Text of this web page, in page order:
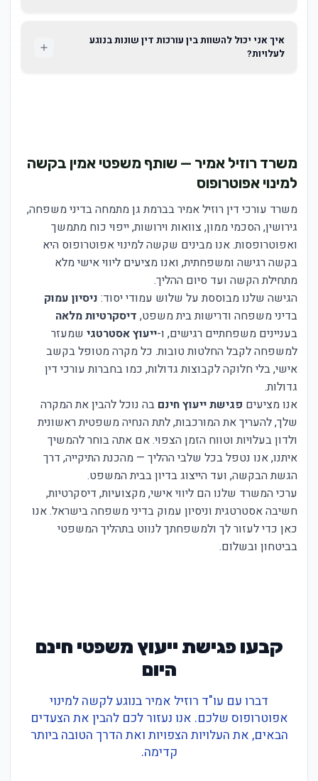
איך אני יכול להשוות בין עורכות דין שונות בנוגע
לעלויות?
משרד רוזיל אמיר — שותף משפטי אמין בקשה
למינוי אפוטרופוס
משרד עורכי דין רוזיל אמיר בברמת גן מתמחה בדיני משפחה,
גירושין, הסכמי ממון, צוואות וירושות, ייפוי כוח מתמשך
ואפוטרופסות. אנו מבינים שקשה למינוי אפוטרופוס היא
בקשה רגישה ומשפחתית, ואנו מציעים ליווי אישי מלא
מתחילת הקשה ועד סיום ההליך.
הגישה שלנו מבוססת על שלוש עמודי יסוד: ניסיון עמוק
בדיני משפחה ודרישות בית משפט, דיסקרטיות מלאה
בעניינים משפחתיים רגישים, ו-ייעוץ אסטרטגי שמעזר
למשפחה לקבל החלטות טובות. כל מקרה מטופל בקשב
אישי, בלי חלוקה לקבוצות גדולות, כמו בחברות עורכי דין
גדולות.
אנו מציעים פגישת ייעוץ חינם בה נוכל להבין את המקרה
שלך, להעריך את המורכבות, לתת הנחיה משפטית ראשונית
ולדון בעלויות וטווח הזמן הצפוי. אם אתה בוחר להמשיך
איתנו, אנו נטפל בכל שלבי ההליך — מהכנת התיקייה, דרך
הגשת הבקשה, ועד הייצוג בדיון בבית המשפט.
ערכי המשרד שלנו הם ליווי אישי, מקצועיות, דיסקרטיות,
חשיבה אסטרטגית וניסיון עמוק בדיני משפחה בישראל. אנו
כאן כדי לעזור לך ולמשפחתך לנווט בתהליך המשפטי
בביטחון ובשלום.
קבעו פגישת ייעוץ משפטי חינם
היום
דברו עם עו"ד רוזיל אמיר בנוגע לקשה למינוי
אפוטרופוס שלכם. אנו נעזור לכם להבין את הצעדים
הבאים, את העלויות הצפויות ואת הדרך הטובה ביותר
קדימה.